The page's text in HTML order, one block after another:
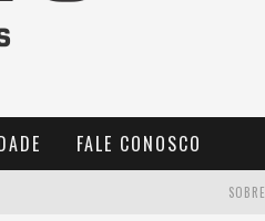
FALE CONOSCO
SOBRE